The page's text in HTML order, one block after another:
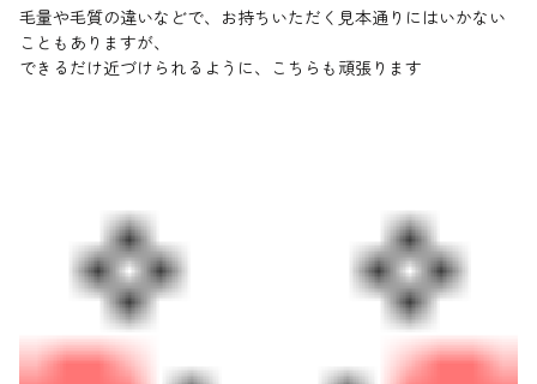
毛量や毛質の違いなどで、お持ちいただく見本通りにはいかない
こともありますが、
できるだけ近づけられるように、こちらも頑張ります